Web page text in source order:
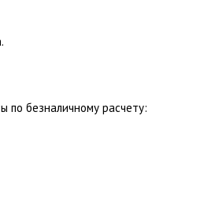
по безналичному расчету: